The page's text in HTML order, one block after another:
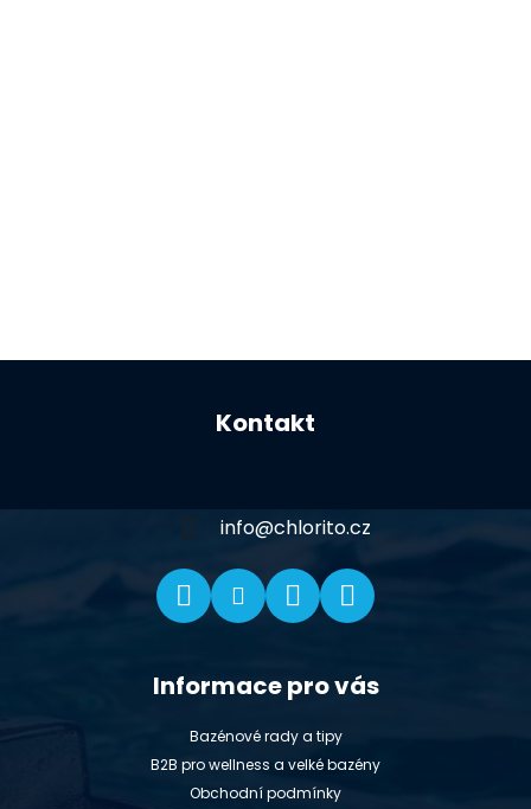
Z
Kontakt
info@chlorito.cz
Informace pro vás
Bazénové rady a tipy
B2B pro wellness a velké bazény
Obchodní podmínky